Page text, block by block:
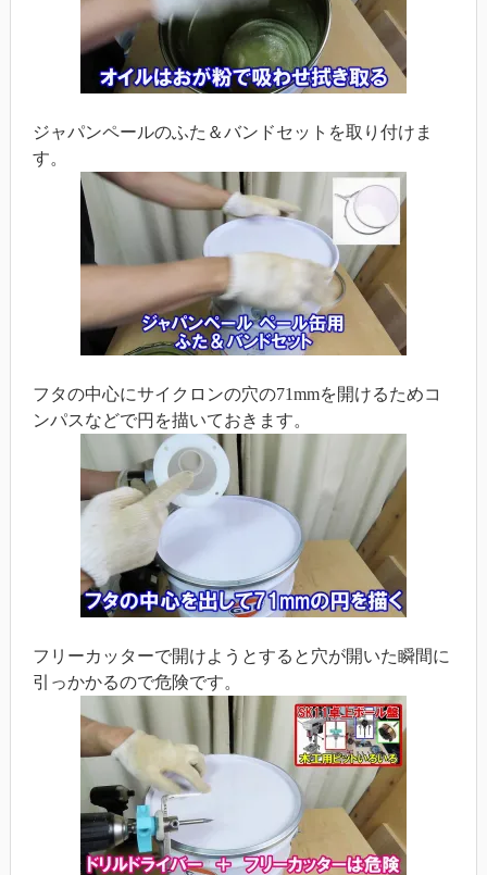
ジャパンペールのふた＆バンドセットを取り付けま
す。
フタの中心にサイクロンの穴の71mmを開けるためコ
ンパスなどで円を描いておきます。
フリーカッターで開けようとすると穴が開いた瞬間に
引っかかるので危険です。